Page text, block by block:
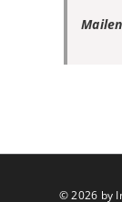
©2026 by